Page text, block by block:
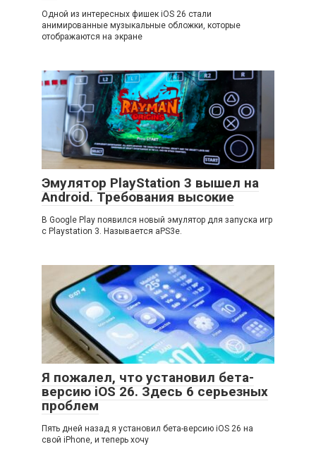
Одной из интересных фишек iOS 26 стали
анимированные музыкальные обложки, которые
отображаются на экране
Эмулятор PlayStation 3 вышел на
Android. Требования высокие
В Google Play появился новый эмулятор для запуска игр
с Playstation 3. Называется aPS3e.
Я пожалел, что установил бета-
версию iOS 26. Здесь 6 серьезных
проблем
Пять дней назад я установил бета-версию iOS 26 на
свой iPhone, и теперь хочу